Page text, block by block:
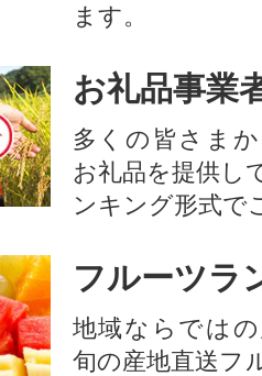
ます。
お礼品事業
多くの皆さま
お礼品を提供し
ンキング形式で
フルーツラ
地域ならでは
旬の産地直送フ